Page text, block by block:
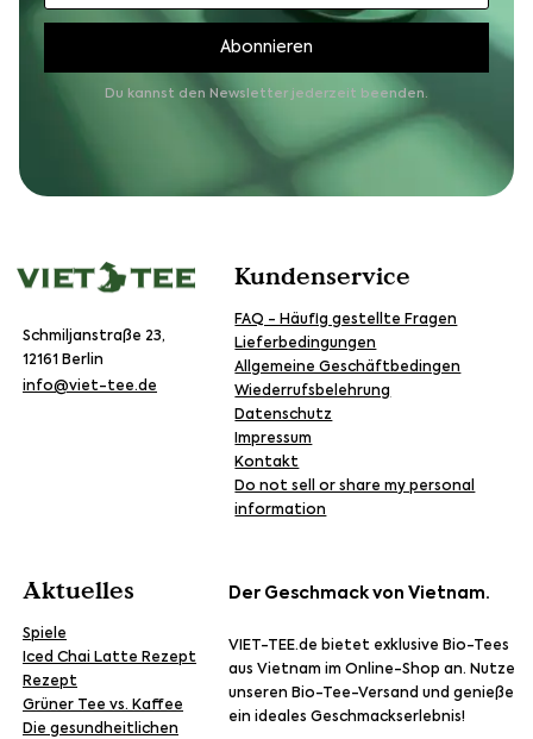
Du kannst den Newsletter jederzeit beenden.
Schmiljanstraße 23,
12161 Berlin
info@viet-tee.de
Kundenservice
FAQ - Häufig gestellte Fragen
Lieferbedingungen
Allgemeine Geschäftbedingen
Wiederrufsbelehrung
Datenschutz
Impressum
Kontakt
Do not sell or share my personal
information
Aktuelles
Spiele
Iced Chai Latte Rezept
Rezept
Grüner Tee vs. Kaffee
Die gesundheitlichen
Der Geschmack von Vietnam.
VIET-TEE.de bietet exklusive Bio-Tees
aus Vietnam im Online-Shop an. Nutze
unseren Bio-Tee-Versand und genieße
ein ideales Geschmackserlebnis!